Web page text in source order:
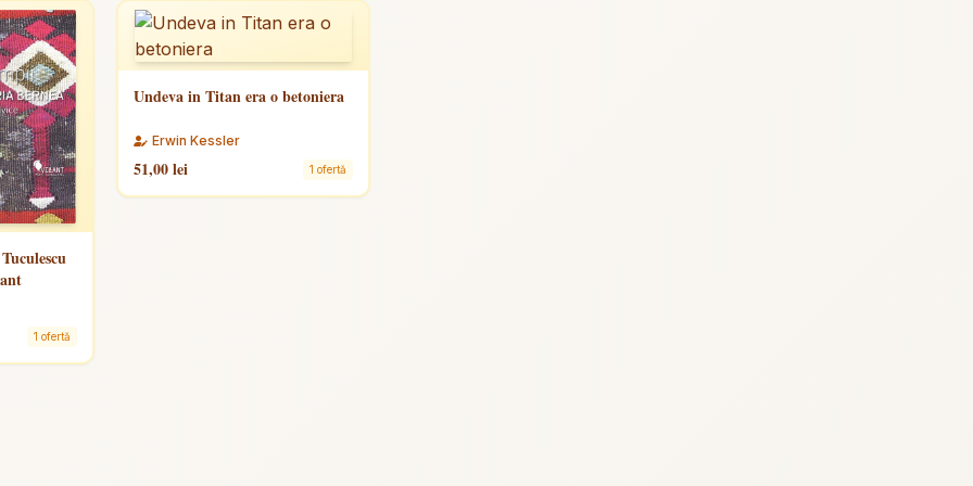
1 ofertă
Undeva in Titan era o betoniera
Erwin Kessler
51,00 lei 1 ofertă